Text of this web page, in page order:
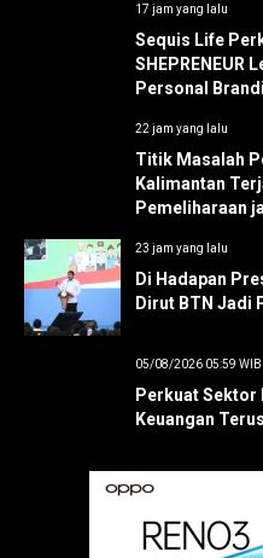
17 jam yang lalu
Sequis Life
SHEPRENEUR
Personal
22 jam yang lalu
Titik Masalah
Kalimantan
Pemeliharaan
23 jam yang lalu
Di Hadapan
Dirut BTN Jadi
05/08/2026 05:59 WIB
Perkuat Sektor
Keuangan